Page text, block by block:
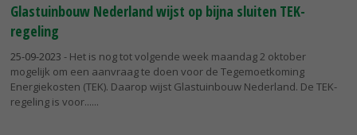
Glastuinbouw Nederland wijst op bijna sluiten TEK-
regeling
25-09-2023 - Het is nog tot volgende week maandag 2 oktober
mogelijk om een aanvraag te doen voor de Tegemoetkoming
Energiekosten (TEK). Daarop wijst Glastuinbouw Nederland. De TEK-
regeling is voor...